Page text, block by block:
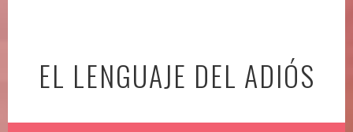
EL LENGUAJE DEL ADIÓS